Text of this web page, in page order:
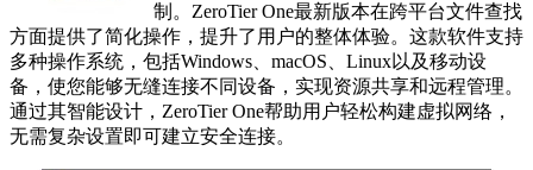
制。ZeroTier One最新版本在跨平台文件查找
方面提供了简化操作，提升了用户的整体体验。这款软件支持
多种操作系统，包括Windows、macOS、Linux以及移动设
备，使您能够无缝连接不同设备，实现资源共享和远程管理。
通过其智能设计，ZeroTier One帮助用户轻松构建虚拟网络，
无需复杂设置即可建立安全连接。